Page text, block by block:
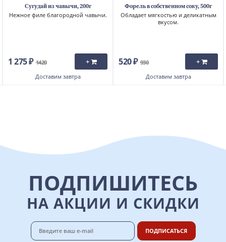
Сугудай из чавычи, 200г
Нежное филе благородной чавычи.
1 275 ₽ 1420 +
Доставим завтра
Форель в собственном соку, 500г
Обладает мягкостью и деликатным
вкусом.
520 ₽ 930 +
Доставим завтра
ПОДПИШИТЕСЬ
НА АКЦИИ И СКИДКИ
ПОДПИСАТЬСЯ